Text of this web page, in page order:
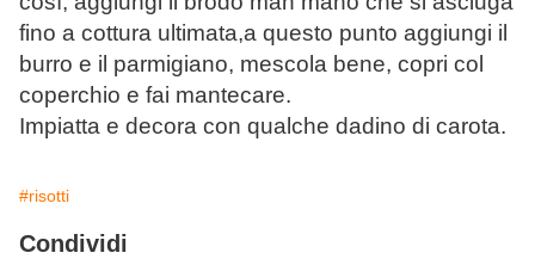
fino a cottura ultimata,a questo punto aggiungi il
burro e il parmigiano, mescola bene, copri col
coperchio e fai mantecare.
Impiatta e decora con qualche dadino di carota.
#risotti
Condividi